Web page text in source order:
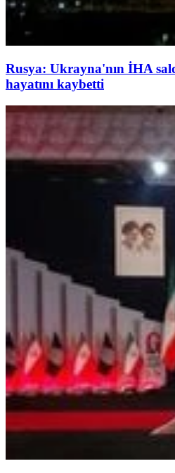
Rusya: Ukrayna'nın İHA
hayatını kaybetti